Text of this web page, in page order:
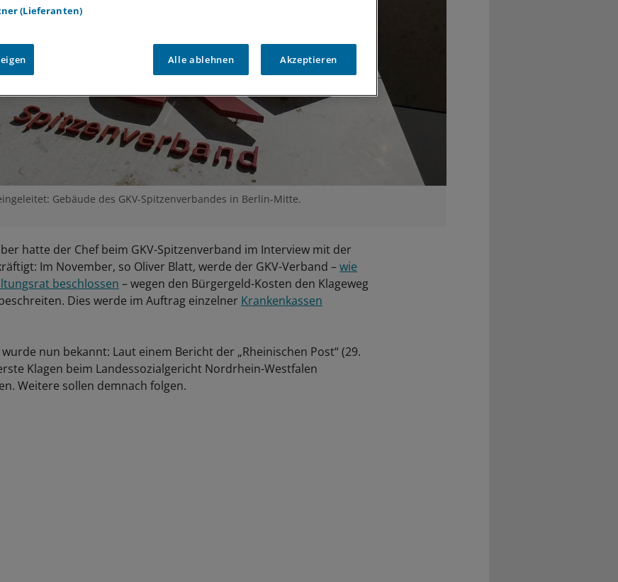
Gebäude des GKV-Spitzenverbandes in Berlin-Mitte.
hatte der Chef beim GKV-Spitzenverband im Interview mit der
Im November, so Oliver Blatt, werde der GKV-Verband –wie
beschlossen – wegen den Bürgergeld-Kosten den Klageweg
Dies werde im Auftrag einzelner Krankenkassen
nun bekannt: Laut einem Bericht der „Rheinischen Post“ (29.
Klagen beim Landessozialgericht Nordrhein-Westfalen
Weitere sollen demnach folgen.
(Lieferanten)
Alle ablehnen Akzeptieren